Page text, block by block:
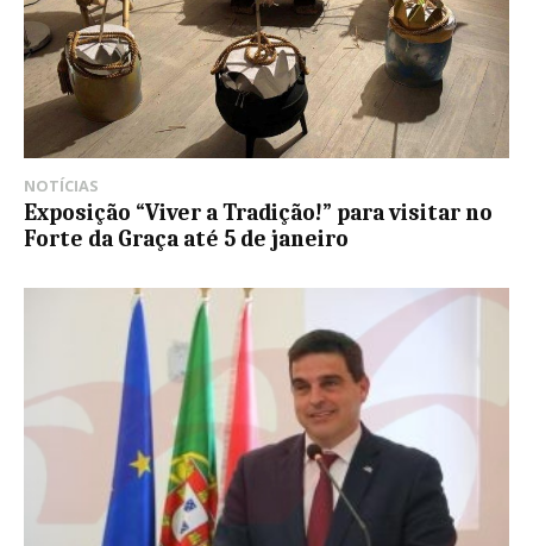
NOTÍCIAS
Exposição “Viver a Tradição!” para visitar no
Forte da Graça até 5 de janeiro